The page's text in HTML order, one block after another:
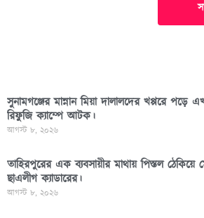
সুনামগঞ্জের মান্নান মিয়া দালালদের খপ্পরে পড়ে
রিফুজি ক্যাম্পে আটক।
আগস্ট ৮, ২০২৬
তাহিরপুরের এক ব্যবসায়ীর মাথায় পিস্তল ঠেকিয়ে
ছাএলীগ ক্যাডারের।
আগস্ট ৮, ২০২৬